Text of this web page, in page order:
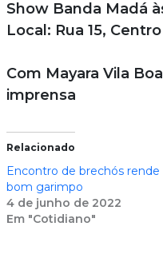
Show Banda Madá
Local: Rua 15,
Com Mayara Vila
imprensa
Relacionado
Encontro de brechós rende
bom garimpo
4 de junho de 2022
Em "Cotidiano"